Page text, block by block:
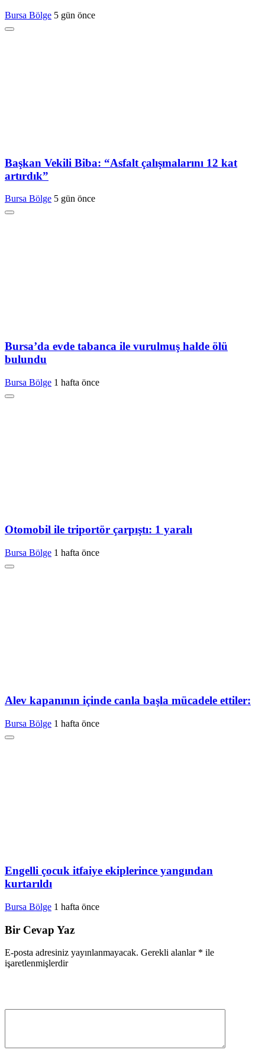
Bursa Bölge 5 gün önce
Başkan Vekili Biba: “Asfalt çalışmalarını 12 kat
artırdık”
Bursa Bölge 5 gün önce
Bursa’da evde tabanca ile vurulmuş halde ölü
bulundu
Bursa Bölge 1 hafta önce
Otomobil ile triportör çarpıştı: 1 yaralı
Bursa Bölge 1 hafta önce
Alev kapanının içinde canla başla mücadele ettiler:
Bursa Bölge 1 hafta önce
Engelli çocuk itfaiye ekiplerince yangından
kurtarıldı
Bursa Bölge 1 hafta önce
Bir Cevap Yaz
E-posta adresiniz yayınlanmayacak. Gerekli alanlar * ile
işaretlenmişlerdir